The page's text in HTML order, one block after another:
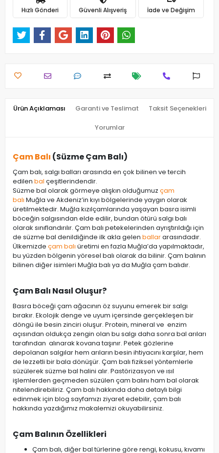
Hızlı Gönderi Güvenli Alışveriş İade ve Değişim
Ürün Açıklaması Garanti ve Teslimat Taksit Seçenekleri
Yorumlar
Çam Balı (Süzme Çam Balı)
Çam balı, salgı balları arasında en çok bilinen ve tercih
edilen bal çeşitlerindendir.
Süzme bal olarak görmeye alışkın olduğumuz çam
balı Muğla ve Akdeniz’in kıyı bölgelerinde yaygın olarak
üretilmektedir. Muğla kızılçamlarında yaşayan basra isimli
böceğin salgısından elde edilir, bundan ötürü salgı balı
olarak sınıflandırılır. Çam balı petekelerinden ayrıştırıldığı için
de süzme bal denildiğinde ilk akla gelen ballararasındadır.
Ülkemizde çam balı üretimi en fazla Muğla’da yapılmaktadır,
bu yüzden bölgenin yöresel balı olarak da bilinir. Çam balının
bilinen diğer isimleri Muğla balı ya da Muğla çam balıdır.
Çam Balı Nasıl Oluşur?
Basra böceği çam ağacının öz suyunu emerek bir salgı
bırakır. Ekolojik denge ve uyum içersinde gerçekleşen bir
döngü ile besin zinciri oluşur. Protein, mineral ve enzim
açısından oldukça zengin olan bu salgı daha sonra bal arıları
tarafından alınarak kovana taşınır. Petek gözlerine
depolanan salgılar hem arıların besin ihtiyacını karşılar, hem
de lezzetli bir bala dönüşür. Çam balı fiziksel yöntemlerle
süzülerek süzme bal halini alır. Pastörizasyon ve ısıl
işlemlerden geçmeden süzülen çam balını ham bal olarak
nitelendirebiliriz. Çam balı hakkında daha detaylı bilgi
edinmek için blog sayfamızı ziyaret edebilir, çam balı
hakkında yazdığımız makalemizi okuyabilirsiniz.
Çam Balının Özellikleri
Çam balı, diğer bal türlerine göre rengi, kokusu, kıvamı